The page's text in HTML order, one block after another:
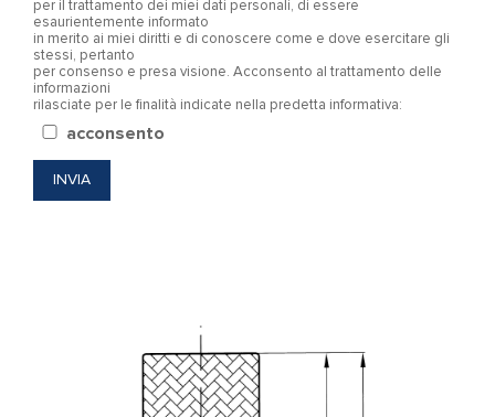
per il trattamento dei miei dati personali, di essere
esaurientemente informato
in merito ai miei diritti e di conoscere come e dove esercitare gli
stessi, pertanto
per consenso e presa visione. Acconsento al trattamento delle
informazioni
rilasciate per le finalità indicate nella predetta informativa:
acconsento